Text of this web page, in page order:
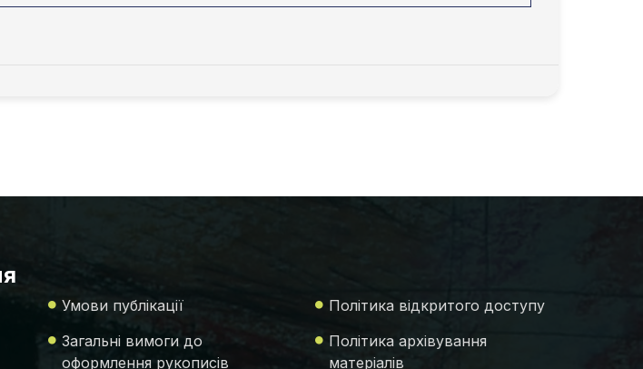
Умови публікації
Загальні вимоги до
оформлення рукописів
Політика відкритого доступу
Політика архівування
матеріалів